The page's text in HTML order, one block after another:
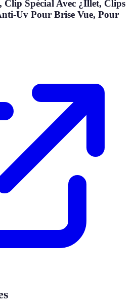
Spécial Avec ¿Illet, Clips
Uv Pour Brise Vue, Pour